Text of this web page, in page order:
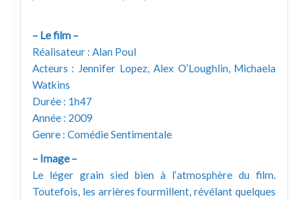
– Le film –
Réalisateur : Alan Poul
Acteurs : Jennifer Lopez, Alex O’Loughlin, Michaela
Watkins
Durée : 1h47
Année : 2009
Genre : Comédie Sentimentale
– Image –
Le léger grain sied bien à l’atmosphère du film.
Toutefois, les arrières fourmillent, révélant quelques